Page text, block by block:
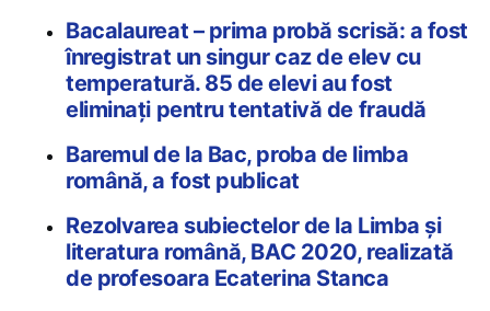
Bacalaureat – prima probă scrisă: a fost
înregistrat un singur caz de elev cu
temperatură. 85 de elevi au fost
eliminați pentru tentativă de fraudă
Baremul de la Bac, proba de limba
română, a fost publicat
Rezolvarea subiectelor de la Limba și
literatura română, BAC 2020, realizată
de profesoara Ecaterina Stanca